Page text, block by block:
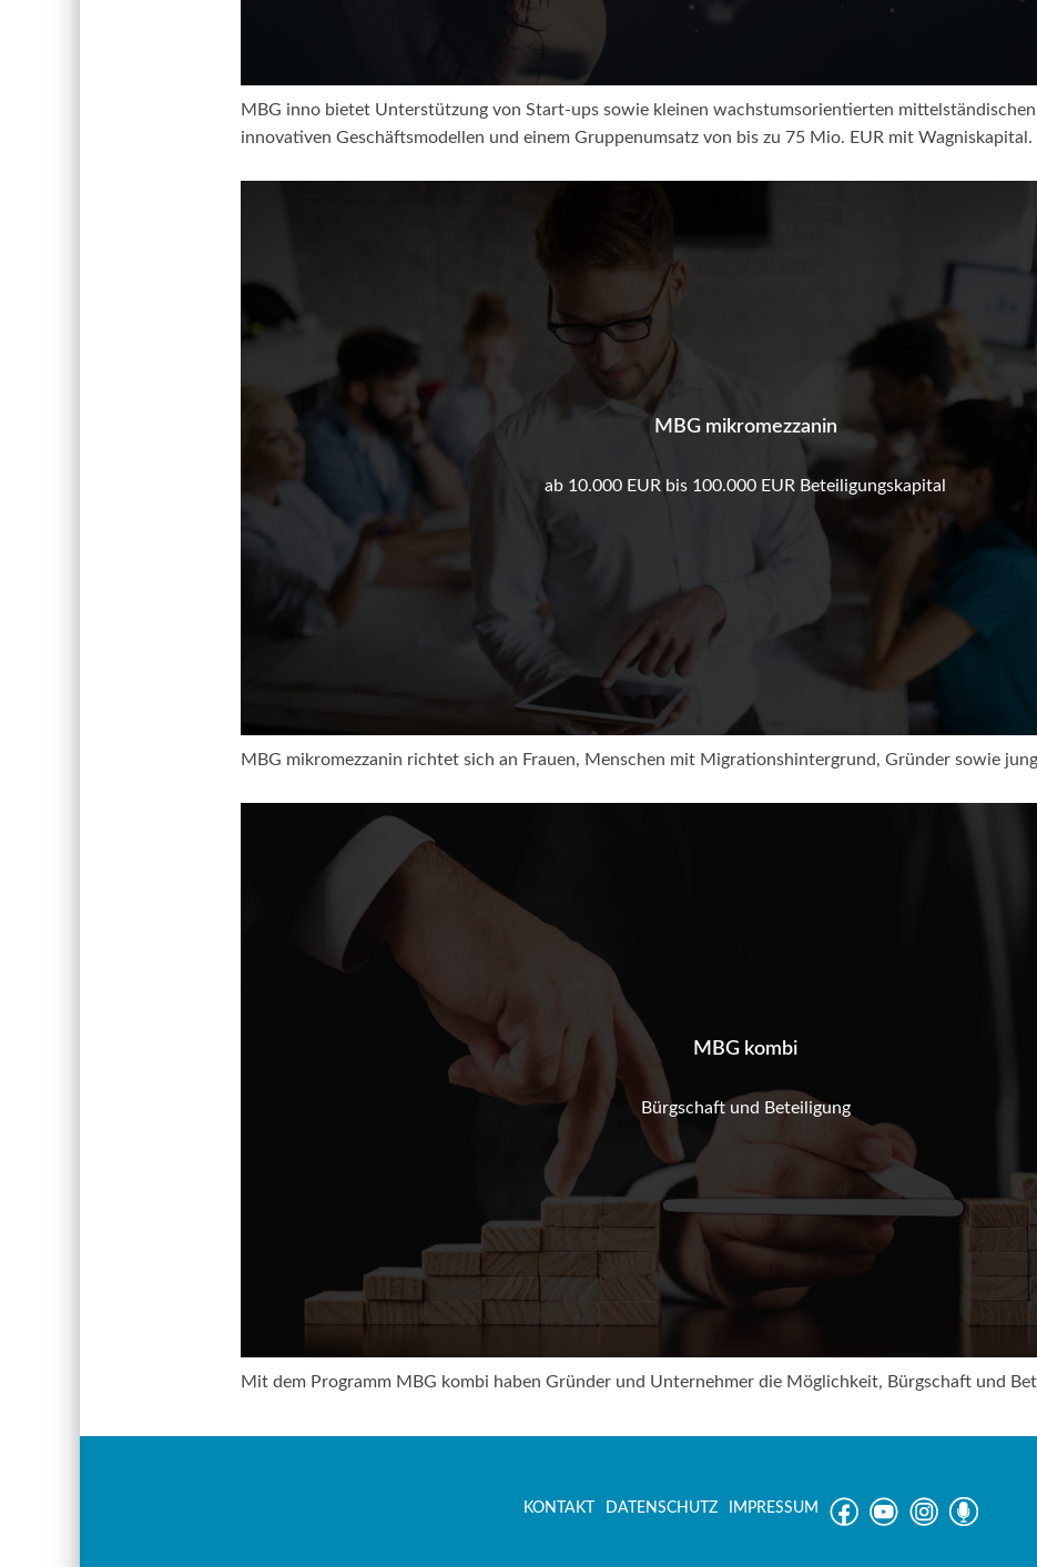
MBG inno bietet Unterstützung von Start-ups sowie kleinen wachstumsorientierten
innovativen Geschäftsmodellen und einem Gruppenumsatz von bis zu 75 Mio. EUR mit Wagniskapital.
MBG mikromezzanin
ab 10.000 EUR bis 100.000 EUR Beteiligungskapital
MBG mikromezzanin richtet sich an Frauen, Menschen mit Migrationshintergrund, Gründer sowie
MBG kombi
Bürgschaft und Beteiligung
Mit dem Programm MBG kombi haben Gründer und Unternehmer die Möglichkeit, Bürgschaft und
KONTAKT DATENSCHUTZ IMPRESSUM